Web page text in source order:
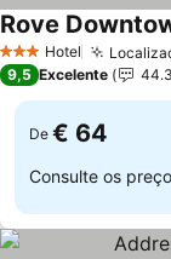
3 EstrelasHotel
Rove
9,5 Excelente
De € 64
Consulte os